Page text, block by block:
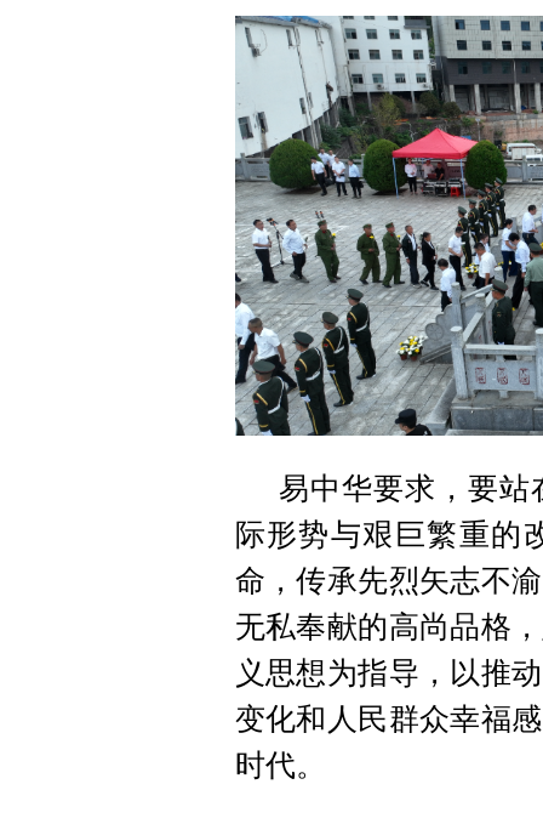
易中华要求，要
际形势与艰巨繁重的
命，传承先烈矢志不
无私奉献的高尚品格
义思想为指导，以推
变化和人民群众幸福
时代。